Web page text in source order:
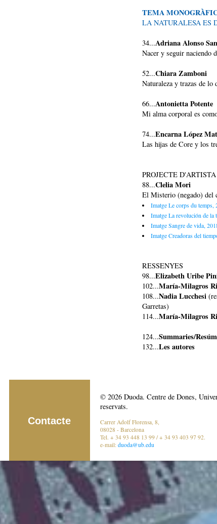
TEMA
LA NATURALESA ES
34...Adriana Alonso
Nacer y seguir naciendo
52...Chiara Zamboni
Naturaleza y trazas de lo
66...Antonietta Potente
Mi alma corporal es
74...Encarna López
Las hijas de Core y los
PROJECTE D'ARTISTA
88...Clelia Mori
El Misterio (negado) del
Imatge Le corps du temps,
Imatge La revolución de la
Imatge Sangre de vida,
Imatge Creadoras del
RESSENYES
98...Elizabeth Uribe
102...María-Milagros
108...Nadia Lucchesi
Garretas)
114...María-Milagros
124...Summaries/
132...Les autores
Contacte
© 2026 Duoda. Centre de Dones,
reservats.
Carrer Adolf Florensa, 8,
08028 - Barcelona
Tel. + 34 93 448 13 99 / + 34 93 403 97 92.
e-mail: duoda@ub.edu